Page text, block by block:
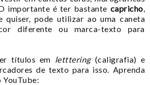
importante é ter bastante capricho
quiser, pode utilizar ao uma caneta
diferente ou marca-texto para
títulos em letttering(caligrafia) e
de texto para isso. Aprenda
YouTube: